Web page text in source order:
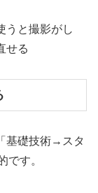
うと撮影がし
せる
基礎技術→スタ
です。